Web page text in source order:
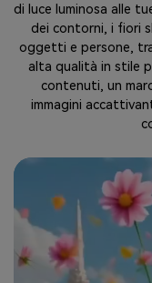
di luce luminosa alle
dei contorni, i fiori
oggetti e persone,
alta qualità in stile
contenuti, un
immagini